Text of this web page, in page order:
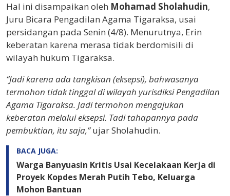
Hal ini disampaikan oleh Mohamad Sholahudin,
Juru Bicara Pengadilan Agama Tigaraksa, usai
persidangan pada Senin (4/8). Menurutnya, Erin
keberatan karena merasa tidak berdomisili di
wilayah hukum Tigaraksa.
“Jadi karena ada tangkisan (eksepsi), bahwasanya
termohon tidak tinggal di wilayah yurisdiksi Pengadilan
Agama Tigaraksa. Jadi termohon mengajukan
keberatan melalui eksepsi. Tadi tahapannya pada
pembuktian, itu saja,”ujar Sholahudin.
BACA JUGA:
Warga Banyuasin Kritis Usai Kecelakaan Kerja di
Proyek Kopdes Merah Putih Tebo, Keluarga
Mohon Bantuan